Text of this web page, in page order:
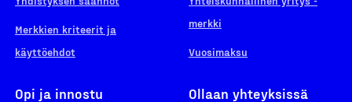
Merkkien kriteerit ja
käyttöehdot
merkki
Vuosimaksu
Opi ja innostu Ollaan yhteyksissä